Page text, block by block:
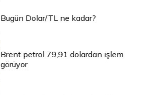
Bugün Dolar/TL ne kadar?
Brent petrol 79,91 dolardan işlem
görüyor